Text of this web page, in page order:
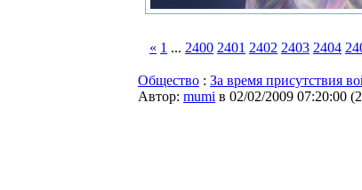
« 1 ... 2400 2401 2402 2403 2404
Общество : За время присутствия
Автор: mumi в 02/02/2009 07:20:00 (